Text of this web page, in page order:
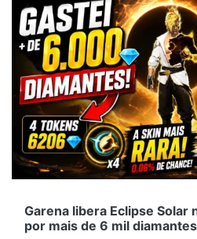
Garena libera Eclipse Solar
por mais de 6 mil